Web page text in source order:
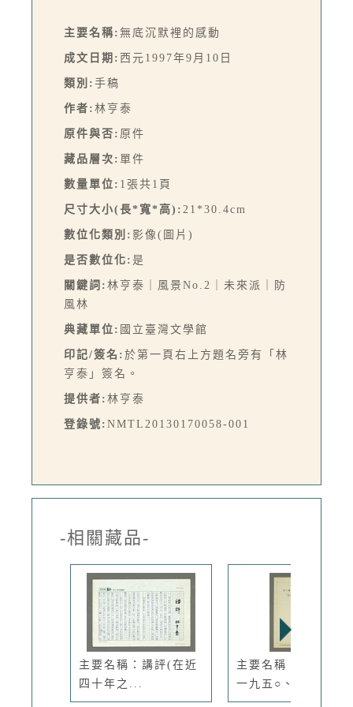
主要名稱: 無底沉默裡的感動
成文日期: 西元1997年9月10日
類別: 手稿
作者: 林亨泰
原件與否: 原件
藏品層次: 單件
數量單位: 1張共1頁
尺寸大小(長*寬*高): 21*30.4cm
數位化類別: 影像(圖片)
是否數位化: 是
關鍵詞: 林亨泰｜風景No.2｜未來派｜防
風林
典藏單位: 國立臺灣文學館
印記/簽名: 於第一頁右上方題名旁有「林
亨泰」簽名。
提供者: 林亨泰
登錄號: NMTL20130170058-001
-相關藏品-
主要名稱：講評(在近
四十年之...
主要名稱：第二輯：
一九五○、...